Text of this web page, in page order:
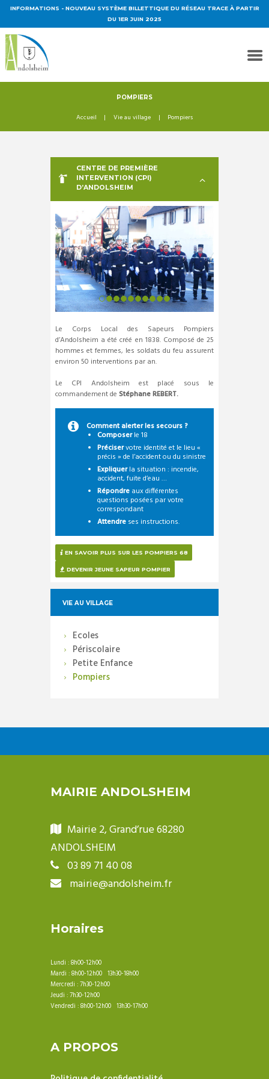
INFORMATIONS - NOUVEAU SYSTÈME BILLETTIQUE DU RÉSEAU TRACE À PARTIR
DU 1ER JUIN 2025
POMPIERS
Accueil Vie au village Pompiers
CENTRE DE PREMIÈRE
INTERVENTION (CPI)
D’ANDOLSHEIM
Le Corps Local des Sapeurs Pompiers
d’Andolsheim a été créé en 1838. Composé de 25
hommes et femmes, les soldats du feu assurent
environ 50 interventions par an.
Le CPI Andolsheim est placé sous le
commandement de Stéphane REBERT.
Comment alerter les secours ?
Composerle 18
Préciservotre identité et le lieu «
précis » de l’accident ou du sinistre
Expliquerla situation : incendie,
accident, fuite d’eau …
Répondre aux différentes
questions posées par votre
correspondant
Attendre ses instructions.
EN SAVOIR PLUS SUR LES POMPIERS 68
DEVENIR JEUNE SAPEUR POMPIER
VIE AU VILLAGE
Ecoles
Périscolaire
Petite Enfance
Pompiers
MAIRIE ANDOLSHEIM
Mairie 2, Grand’rue 68280
ANDOLSHEIM
03 89 71 40 08
mairie@andolsheim.fr
Horaires
Lundi : 8h00-12h00
Mardi : 8h00-12h00 13h30-18h00
Mercredi : 7h30-12h00
Jeudi : 7h30-12h00
Vendredi : 8h00-12h00 13h30-17h00
A PROPOS